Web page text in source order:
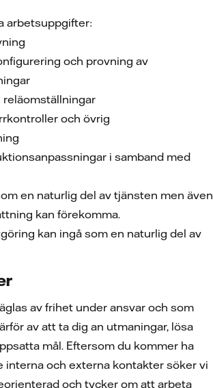
arbetsuppgifter:
och provning av
reläomställningar
och övrig
i samband med
en naturlig del av tjänsten men även
kan förekomma.
kan ingå som en naturlig del av
av frihet under ansvar och som
av att ta dig an utmaningar, lösa
mål. Eftersom du kommer ha
interna och externa kontakter söker vi
och tycker om att arbeta